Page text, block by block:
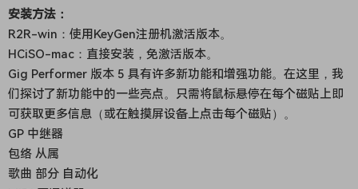
安装方法：
R2R-win：使用KeyGen注册机激活版本。
HCiSO-mac：直接安装，免激活版本。
Gig Performer 版本 5 具有许多新功能和增强功能。在这里，我
们探讨了新功能中的一些亮点。只需将鼠标悬停在每个磁贴上即
可获取更多信息（或在触摸屏设备上点击每个磁贴）。
GP 中继器
包络 从属
歌曲 部分 自动化